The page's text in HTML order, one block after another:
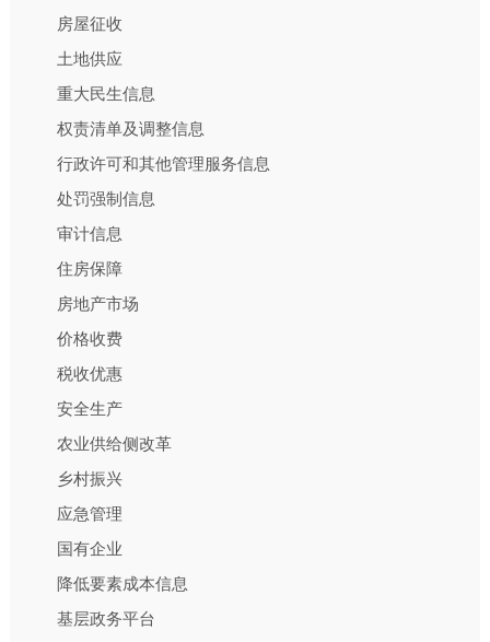
房屋征收
土地供应
重大民生信息
权责清单及调整信息
行政许可和其他管理服务信息
处罚强制信息
审计信息
住房保障
房地产市场
价格收费
税收优惠
安全生产
农业供给侧改革
乡村振兴
应急管理
国有企业
降低要素成本信息
基层政务平台